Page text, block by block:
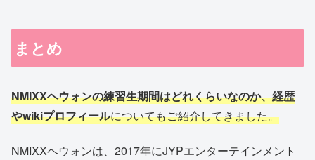
まとめ
NMIXXヘウォンの練習生期間はどれくらいなのか、経歴
やwikiプロフィールについてもご紹介してきました。
NMIXXヘウォンは、2017年にJYPエンターテインメント